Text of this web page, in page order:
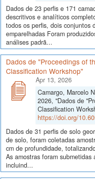
Dados de 23 perfis e 171
descritivos e analíticos
todos os perfis, dois conjuntos
emparelhadas Foram
análises padrã...
Dados de "Proceedings of
Classification Workshop"
Apr 13, 2026
Camargo, Marcelo
2026, "Dados de
Classification
https://doi.org/
Dados de 31 perfis de solo
de solo, foram coletadas
cm de profundidade,
As amostras foram
incluind...